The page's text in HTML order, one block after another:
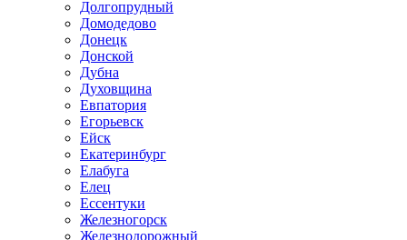
Долгопрудный
Домодедово
Донецк
Донской
Дубна
Духовщина
Евпатория
Егорьевск
Ейск
Екатеринбург
Елабуга
Елец
Ессентуки
Железногорск
Железнодорожный